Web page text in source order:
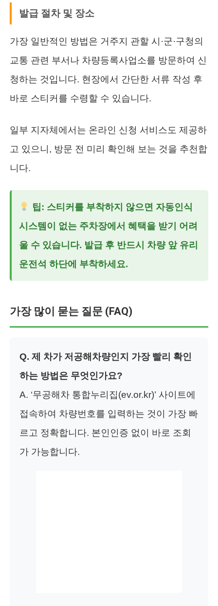
발급 절차 및 장소
가장 일반적인 방법은 거주지 관할 시·군·구청의
교통 관련 부서나 차량등록사업소를 방문하여 신
청하는 것입니다. 현장에서 간단한 서류 작성 후
바로 스티커를 수령할 수 있습니다.
일부 지자체에서는 온라인 신청 서비스도 제공하
고 있으니, 방문 전 미리 확인해 보는 것을 추천합
니다.
팁: 스티커를 부착하지 않으면 자동인식
시스템이 없는 주차장에서 혜택을 받기 어려
울 수 있습니다. 발급 후 반드시 차량 앞 유리
운전석 하단에 부착하세요.
가장 많이 묻는 질문 (FAQ)
Q. 제 차가 저공해차량인지 가장 빨리 확인
하는 방법은 무엇인가요?
A. ‘무공해차 통합누리집(ev.or.kr)’ 사이트에
접속하여 차량번호를 입력하는 것이 가장 빠
르고 정확합니다. 본인인증 없이 바로 조회
가 가능합니다.